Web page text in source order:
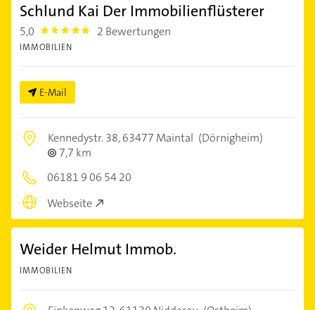
Schlund Kai Der Immobilienflüsterer
5,0 5.0 2 Bewertungen
IMMOBILIEN
E-Mail
Kennedystr. 38,63477 Maintal (Dörnigheim)
7,7 km
06181 9 06 54 20
Webseite
Weider Helmut Immob.
IMMOBILIEN